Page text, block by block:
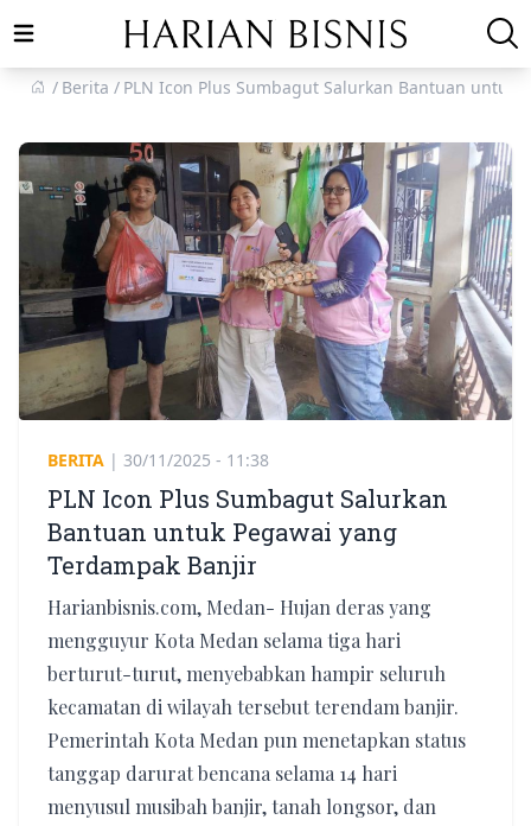
Open main menu
Berita
PLN Icon Plus Sumbagut Salurkan Bantuan untuk
BERITA | 30/11/2025 - 11:38
PLN Icon Plus Sumbagut Salurkan
Bantuan untuk Pegawai yang
Terdampak Banjir
Harianbisnis.com, Medan- Hujan deras yang
mengguyur Kota Medan selama tiga hari
berturut-turut, menyebabkan hampir seluruh
kecamatan di wilayah tersebut terendam banjir.
Pemerintah Kota Medan pun menetapkan status
tanggap darurat bencana selama 14 hari
menyusul musibah banjir, tanah longsor, dan